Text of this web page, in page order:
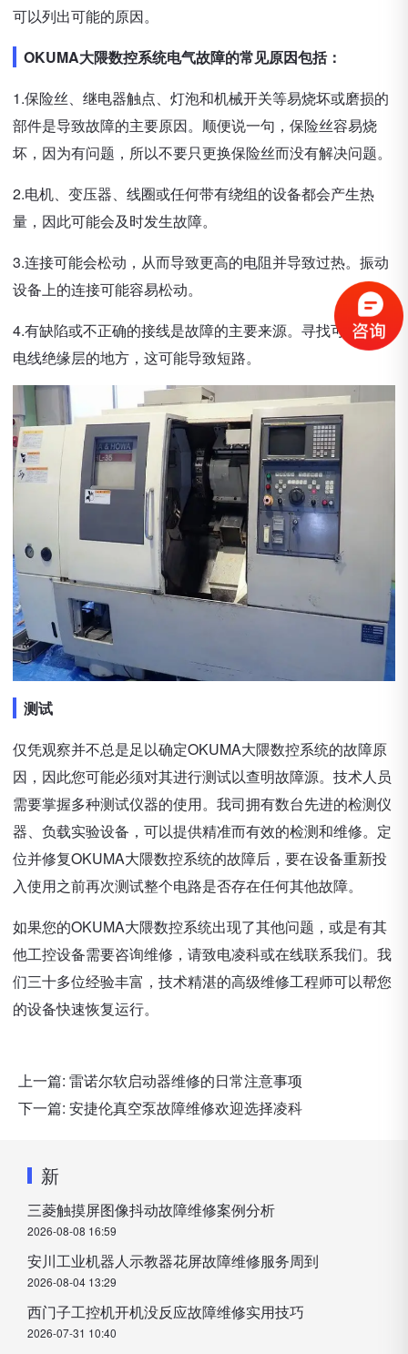
可以列出可能的原因。
OKUMA大隈数控系统电气故障的常见原因包括：
1.保险丝、继电器触点、灯泡和机械开关等易烧坏或磨损的
部件是导致故障的主要原因。顺便说一句，保险丝容易烧
坏，因为有问题，所以不要只更换保险丝而没有解决问题。
2.电机、变压器、线圈或任何带有绕组的设备都会产生热
量，因此可能会及时发生故障。
3.连接可能会松动，从而导致更高的电阻并导致过热。振动
设备上的连接可能容易松动。
4.有缺陷或不正确的接线是故障的主要来源。寻找可能损坏
电线绝缘层的地方，这可能导致短路。
测试
仅凭观察并不总是足以确定OKUMA大隈数控系统的故障原
因，因此您可能必须对其进行测试以查明故障源。技术人员
需要掌握多种测试仪器的使用。我司拥有数台先进的检测仪
器、负载实验设备，可以提供精准而有效的检测和维修。定
位并修复OKUMA大隈数控系统的故障后，要在设备重新投
入使用之前再次测试整个电路是否存在任何其他故障。
如果您的OKUMA大隈数控系统出现了其他问题，或是有其
他工控设备需要咨询维修，请致电凌科或在线联系我们。我
们三十多位经验丰富，技术精湛的高级维修工程师可以帮您
的设备快速恢复运行。
上一篇: 雷诺尔软启动器维修的日常注意事项
下一篇: 安捷伦真空泵故障维修欢迎选择凌科
新
三菱触摸屏图像抖动故障维修案例分析
2026-08-08 16:59
安川工业机器人示教器花屏故障维修服务周到
2026-08-04 13:29
西门子工控机开机没反应故障维修实用技巧
2026-07-31 10:40